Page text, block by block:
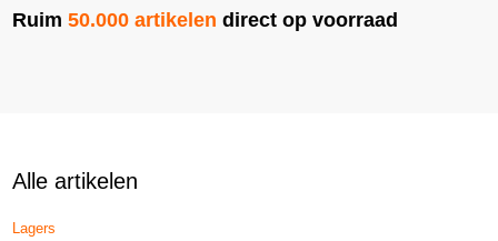
Ruim50.000 artikelen direct op voorraad
Alle artikelen
Lagers